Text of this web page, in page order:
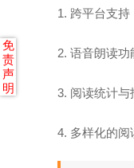
1. 跨平台支持
2. 语音朗读
3. 阅读统计与
4. 多样化的阅
免
责
声
明